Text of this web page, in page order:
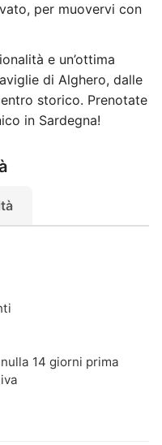
per muovervi con
e un’ottima
di Alghero, dalle
storico. Prenotate
in Sardegna!
14 giorni prima